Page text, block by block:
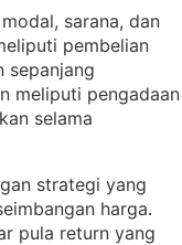
sarana, dan
pembelian
sepanjang
meliputi pengadaan
selama
strategi yang
harga
pula return yang